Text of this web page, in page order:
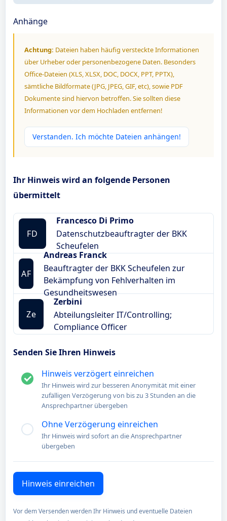
Anhänge
Achtung: Dateien haben häufig versteckte Informationen
über Urheber oder personenbezogene Daten. Besonders
Office-Dateien (XLS, XLSX, DOC, DOCX, PPT, PPTX),
sämtliche Bildformate (JPG, JPEG, GIF, etc), sowie PDF
Dokumente sind hiervon betroffen. Sie sollten diese
Informationen vor dem Hochladen entfernen!
Verstanden. Ich möchte Dateien anhängen!
Ihr Hinweis wird an folgende Personen
übermittelt
FD
Francesco Di Primo
Datenschutzbeauftragter der BKK
Scheufelen
AF
Andreas Franck
Beauftragter der BKK Scheufelen zur
Bekämpfung von Fehlverhalten im
Gesundheitswesen
Ze
Zerbini
Abteilungsleiter IT/Controlling;
Compliance Officer
Senden Sie Ihren Hinweis
Hinweis verzögert einreichen
Ihr Hinweis wird zur besseren Anonymität mit einer
zufälligen Verzögerung von bis zu 3 Stunden an die
Ansprechpartner übergeben
Ohne Verzögerung einreichen
Ihr Hinweis wird sofort an die Ansprechpartner
übergeben
Vor dem Versenden werden Ihr Hinweis und eventuelle Dateien